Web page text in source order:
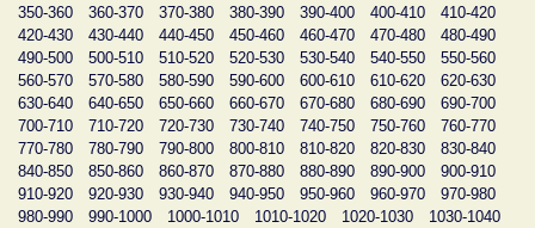
350-360
360-370 370-380 380-390 390-400 400-410
410-420
420-430
430-440 440-450 450-460 460-470 470-480
480-490
490-500
500-510 510-520 520-530 530-540 540-550
550-560
560-570
570-580 580-590 590-600 600-610 610-620
620-630
630-640
640-650 650-660 660-670 670-680 680-690
690-700
700-710
710-720 720-730 730-740 740-750 750-760
760-770
770-780
780-790 790-800 800-810 810-820 820-830
830-840
840-850
850-860 860-870 870-880 880-890 890-900
900-910
910-920
920-930 930-940 940-950 950-960 960-970
970-980
980-990
990-1000 1000-1010 1010-1020 1020-1030
1030-1040